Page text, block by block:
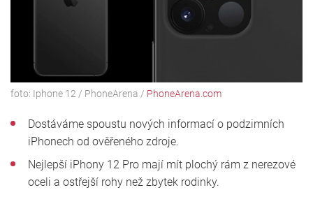
foto: Iphone 12 / PhoneArena / PhoneArena.com
Dostáváme spoustu nových informací o podzimních
iPhonech od ověřeného zdroje.
Nejlepší iPhony 12 Pro mají mít plochý rám z nerezové
oceli a ostřejší rohy než zbytek rodinky.